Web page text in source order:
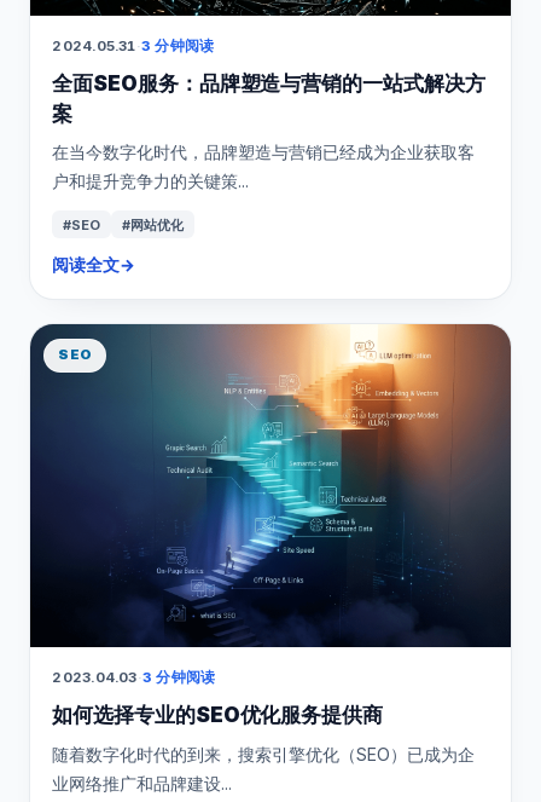
2024.05.31·3 分钟阅读
全面SEO服务：品牌塑造与营销的一站式解决方
案
在当今数字化时代，品牌塑造与营销已经成为企业获取客
户和提升竞争力的关键策...
#SEO #网站优化
阅读全文→
SEO
2023.04.03·3 分钟阅读
如何选择专业的SEO优化服务提供商
随着数字化时代的到来，搜索引擎优化（SEO）已成为企
业网络推广和品牌建设...